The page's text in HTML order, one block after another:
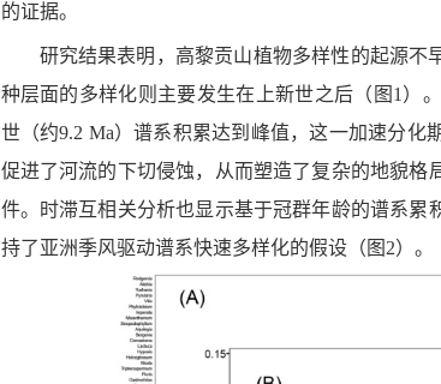
的证据。
研究结果表明，高黎贡山植物多样性的起源不
种层面的多样化则主要发生在上新世之后 （图 1 ）
世（约9.2 Ma）谱系积累达到峰值，这一加速分化
促进了河流的下切侵蚀，从而塑造了复杂的地貌
件。时滞互相关分析也显示基于冠群年龄的谱系累
持了亚洲季风驱动谱系快速多样化的假设（图 2）。